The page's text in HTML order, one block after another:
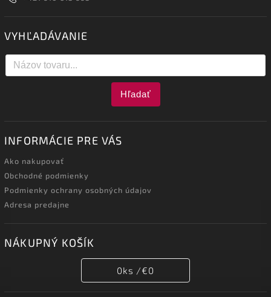
VYHĽADÁVANIE
Hľadať
INFORMÁCIE PRE VÁS
Ako nakupovať
Obchodné podmienky
Podmienky ochrany osobných údajov
Adresa predajne
NÁKUPNÝ KOŠÍK
0ks /€0